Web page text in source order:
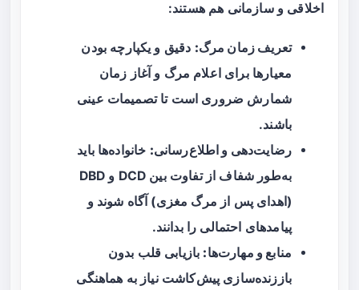
اخلاقی و سازمانی هم هستند:
تعریف زمان مرگ: دقیق و یکپارچه بودن
معیارها برای اعلام مرگ و آغاز زمان
شمارش ضروری است تا تصمیمات عینی
باشند.
رضایت‌دهی و اطلاع‌رسانی: خانواده‌ها باید
به‌طور شفاف از تفاوت بین DCD و DBD
(اهدای پس از مرگ مغزی) آگاه شوند و
پیامدهای احتمالی را بدانند.
منابع و مهارت‌ها: بازیابی قلب بدون
باززنده‌سازی پیش‌کاشت نیاز به هماهنگی